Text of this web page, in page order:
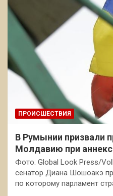
ПРОИСШЕСТВИЯ
В Румынии призвали
Молдавию при
Фото: Global Look Press/
сенатор Диана Шошоакэ
по которому парламент